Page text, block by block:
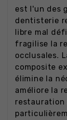
est l'un des
dentisterie
libre mal
fragilise la
occlusales.
composite
élimine la
améliore la
restauration